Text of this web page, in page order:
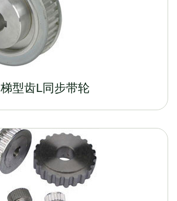
梯型齿L同步带轮